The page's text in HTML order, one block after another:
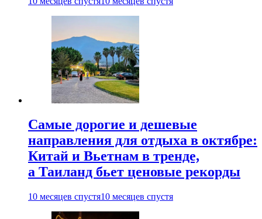
Самые дорогие и дешевые
направления для отдыха в октябре:
Китай и Вьетнам в тренде,
а Таиланд бьет ценовые рекорды
10 месяцев спустя10 месяцев спустя